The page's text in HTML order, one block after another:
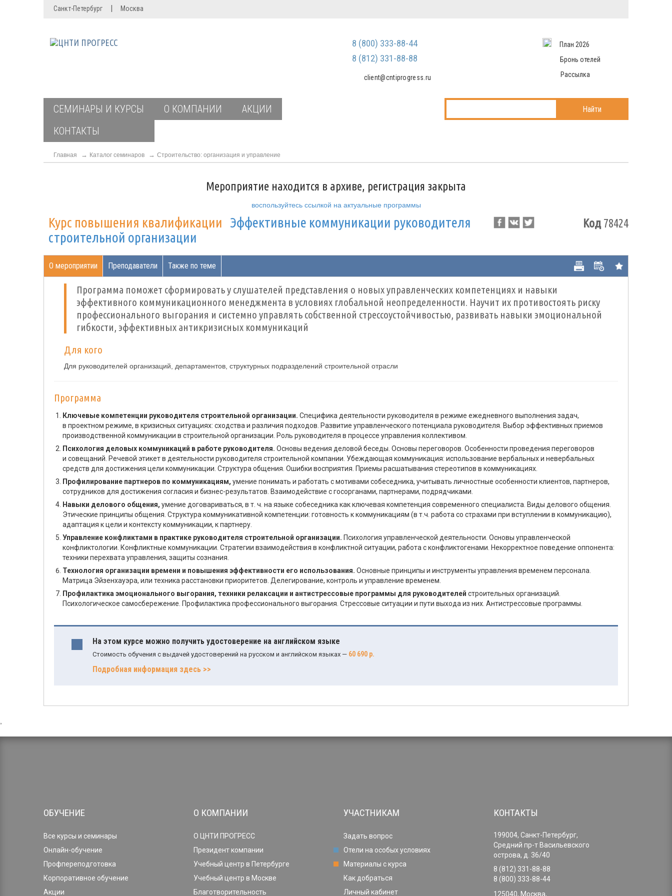
Мы не передаем ваши данные
спам
Запомнить меня
Войти в кабинет
Санкт-Петербург | Москва
8 (800) 333-88-44
8 (812) 331-88-88
client@cntiprogress.ru
План 2026
Бронь отелей
Рассылка
СЕМИНАРЫ И КУРСЫ О КОМПАНИИ
АКЦИИ
КОНТАКТЫ
Найти
Главная Каталог семинаров Строительство: организация и управление
Мероприятие находится в архиве, регистрация закрыта
воспользуйтесь ссылкой на актуальные программы
Курс повышения квалификации Эффективные коммуникации руководителя
строительной организации
Код78424
О мероприятии Преподаватели Также по теме
Программа поможет сформировать у слушателей представления о новых управленческих компетенциях и навыки
эффективного коммуникационного менеджмента в условиях глобальной неопределенности. Научит их противостоять риску
профессионального выгорания и системно управлять собственной стрессоустойчивостью, развивать навыки эмоциональной
гибкости, эффективных антикризисных коммуникаций
Для кого
Для руководителей организаций, департаментов, структурных подразделений строительной отрасли
Программа
Ключевые компетенции руководителя строительной организации. Специфика деятельности руководителя в режиме ежедневного выполнения задач,
в проектном режиме, в кризисных ситуациях: сходства и различия подходов. Развитие управленческого потенциала руководителя. Выбор эффективных приемов
производственной коммуникации в строительной организации. Роль руководителя в процессе управления коллективом.
Психология деловых коммуникаций в работе руководителя. Основы ведения деловой беседы. Основы переговоров. Особенности проведения переговоров
и совещаний. Речевой этикет в деятельности руководителя строительной компании. Убеждающая коммуникация: использование вербальных и невербальных
средств для достижения цели коммуникации. Структура общения. Ошибки восприятия. Приемы расшатывания стереотипов в коммуникациях.
Профилирование партнеров по коммуникациям, умение понимать и работать с мотивами собеседника, учитывать личностные особенности клиентов, партнеров,
сотрудников для достижения согласия и бизнес-результатов. Взаимодействие с госорганами, партнерами, подрядчиками.
Навыки делового общения, умение договариваться, в т. ч. на языке собеседника как ключевая компетенция современного специалиста. Виды делового общения.
Этические принципы общения. Структура коммуникативной компетенции: готовность к коммуникациям (в т.ч. работа со страхами при вступлении в коммуникацию),
адаптация к цели и контексту коммуникации, к партнеру.
Управление конфликтами в практике руководителя строительной организации. Психология управленческой деятельности. Основы управленческой
конфликтологии. Конфликтные коммуникации. Стратегии взаимодействия в конфликтной ситуации, работа с конфликтогенами. Некорректное поведение оппонента:
техники перехвата управления, защиты сознания.
Технология организации времени и повышения эффективности его использования. Основные принципы и инструменты управления временем персонала.
Матрица Эйзенхауэра, или техника расстановки приоритетов. Делегирование, контроль и управление временем.
Профилактика эмоционального выгорания, техники релаксации и антистрессовые программы для руководителей строительных организаций.
Психологическое самосбережение. Профилактика профессионального выгорания. Стрессовые ситуации и пути выхода из них. Антистрессовые программы.
На этом курсе можно получить удостоверение на английском языке
Стоимость обучения с выдачей удостоверений на русском и английском языках — 60 690 р.
Подробная информация здесь >>
ОБУЧЕНИЕ
Все курсы и семинары
Онлайн-обучение
Профпереподготовка
Корпоративное обучение
Акции
О КОМПАНИИ
О ЦНТИ ПРОГРЕСС
Президент компании
Учебный центр в Петербурге
Учебный центр в Москве
Благотворительность
УЧАСТНИКАМ
Задать вопрос
Отели на особых условиях
Материалы с курса
Как добраться
Личный кабинет
КОНТАКТЫ
199004, Санкт-Петербург,
Средний пр-т Васильевского
острова, д. 36/40
8 (812) 331-88-88
8 (800) 333-88-44
125040, Москва,